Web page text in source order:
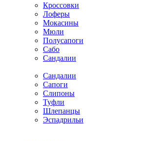
Кроссовки
Лоферы
Мокасины
Мюли
Полусапоги
Сабо
Сандалии
Сандалии
Сапоги
Слипоны
Туфли
Шлепанцы
Эспадрильи